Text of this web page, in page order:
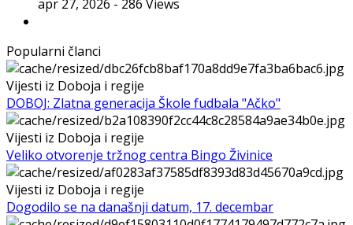
apr 27, 2026 - 286 Views
Popularni članci
Vijesti iz Doboja i regije
DOBOJ: Zlatna generacija Škole fudbala "Ačko"
Vijesti iz Doboja i regije
Veliko otvorenje tržnog centra Bingo Živinice
Vijesti iz Doboja i regije
Dogodilo se na današnji datum, 17. decembar